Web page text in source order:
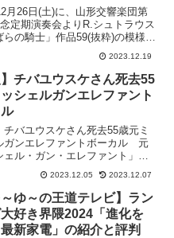
59(抜粋)の模様を独占生
月26日(土)に、山形交響楽団第
定期演奏会よりR.シュトラウス
らの騎士」作品59(抜粋)の模様を
で独占生配信されます。会場に行
は、U-NEXTの生配信で楽しみた
！
2023.12.19
】チバユウスケさん死去55
シェルガンエレファント
チバユウスケさん死去55歳元ミ
ガンエレファントボーカル 元
ェル・ガン・エレファント」の
で、「Ｔｈｅ Ｂｉｒｔｈｄａ
ーカルでギターのチバユウスケ
2023年11月26日に死去されたと
りました。
2023.12.05 2023.12.07
～ゆ～の王道テレビ】ラン
好き界隈2024「進化を
新家電」の紹介と評判